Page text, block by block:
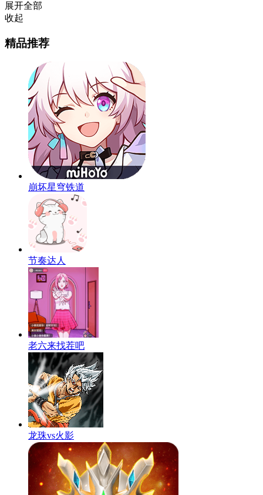
展开全部
收起
精品推荐
崩坏星穹铁道
节奏达人
老六来找茬吧
龙珠vs火影